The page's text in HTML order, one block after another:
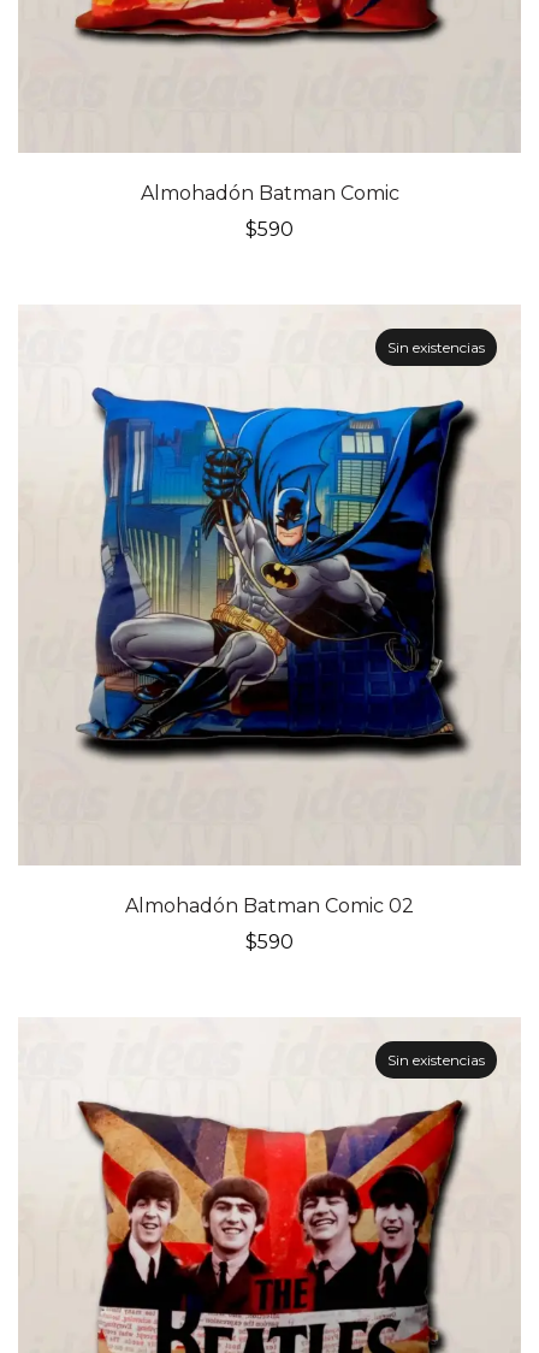
Almohadón Batman Comic
$590
Sin existencias
Almohadón Batman Comic 02
$590
Sin existencias